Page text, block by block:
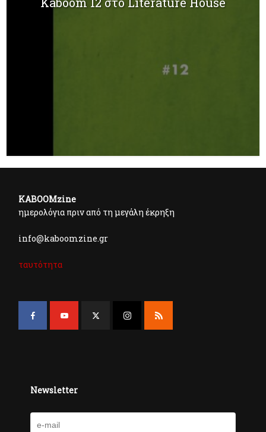
KABOOMzine
ημερολόγια πριν από τη μεγάλη έκρηξη
info@kaboomzine.gr
ταυτότητα
Newsletter